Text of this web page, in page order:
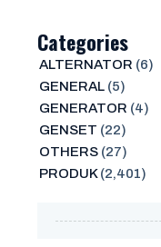
Categories
ALTERNATOR (6)
GENERAL(5)
GENERATOR (4)
GENSET (22)
OTHERS(27)
PRODUK(2,401)